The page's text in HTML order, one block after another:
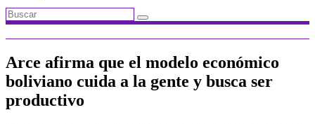
Arce afirma que el modelo económico
boliviano cuida a la gente y busca ser
productivo